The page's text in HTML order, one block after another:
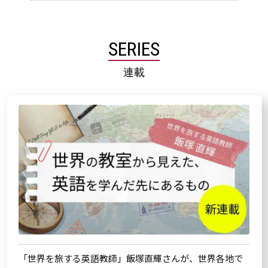
SERIES
連載
「世界を旅する英語教師」飯塚直輝さんが、世界各地で